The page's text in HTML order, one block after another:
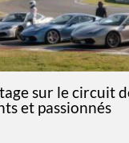
sur le circuit
et passionnés